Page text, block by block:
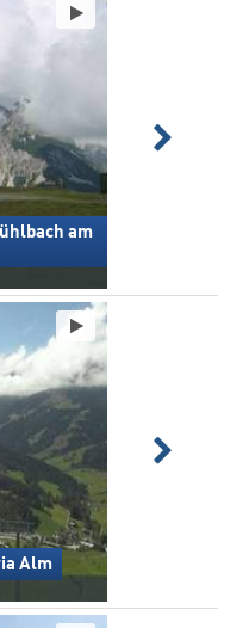
am
Alm